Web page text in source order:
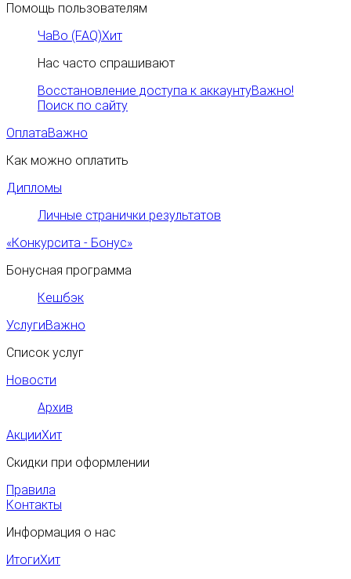
Помощь пользователям
ЧаВо (FAQ)Хит
Нас часто спрашивают
Восстановление доступа к аккаунтуВажно!
Поиск по сайту
ОплатаВажно
Как можно оплатить
Дипломы
Личные странички результатов
«Конкурсита - Бонус»
Бонусная программа
Кешбэк
УслугиВажно
Список услуг
Новости
Архив
АкцииХит
Скидки при оформлении
Правила
Контакты
Информация о нас
ИтогиХит